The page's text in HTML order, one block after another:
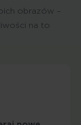
obrazów –
na to